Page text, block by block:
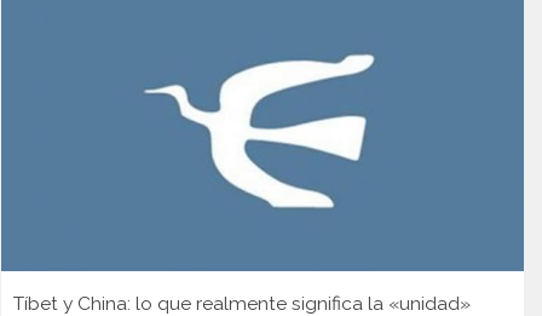
Tíbet y China: lo que realmente significa la «unidad»